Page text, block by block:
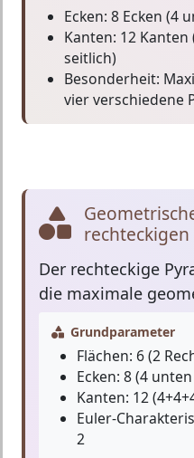
Ecken: 8 Ecken (4
Kanten: 12 Kanten
seitlich)
Besonderheit:
vier verschiedene
Der rechteckige
die maximale
Grundparameter
Flächen: 6 (2
Ecken: 8 (4
Kanten: 12
Euler-
2